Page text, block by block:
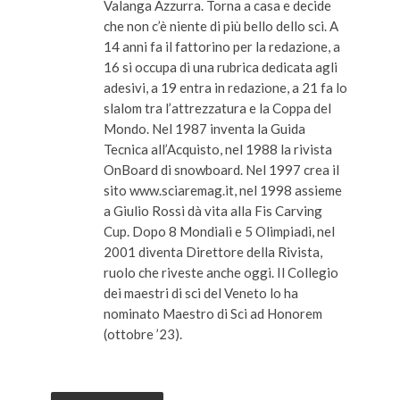
Valanga Azzurra. Torna a casa e decide
che non c’è niente di più bello dello sci. A
14 anni fa il fattorino per la redazione, a
16 si occupa di una rubrica dedicata agli
adesivi, a 19 entra in redazione, a 21 fa lo
slalom tra l’attrezzatura e la Coppa del
Mondo. Nel 1987 inventa la Guida
Tecnica all’Acquisto, nel 1988 la rivista
OnBoard di snowboard. Nel 1997 crea il
sito www.sciaremag.it, nel 1998 assieme
a Giulio Rossi dà vita alla Fis Carving
Cup. Dopo 8 Mondiali e 5 Olimpiadi, nel
2001 diventa Direttore della Rivista,
ruolo che riveste anche oggi. Il Collegio
dei maestri di sci del Veneto lo ha
nominato Maestro di Sci ad Honorem
(ottobre ’23).